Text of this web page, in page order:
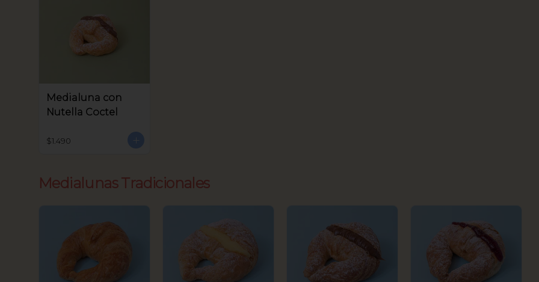
Medialuna con
Nutella Coctel
$1.490
Medialunas Tradicionales